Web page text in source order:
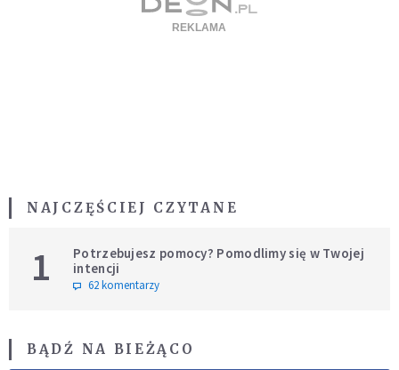
NAJCZĘŚCIEJ CZYTANE
1
Potrzebujesz pomocy? Pomodlimy się w Twojej
intencji
62 komentarzy
BĄDŹ NA BIEŻĄCO